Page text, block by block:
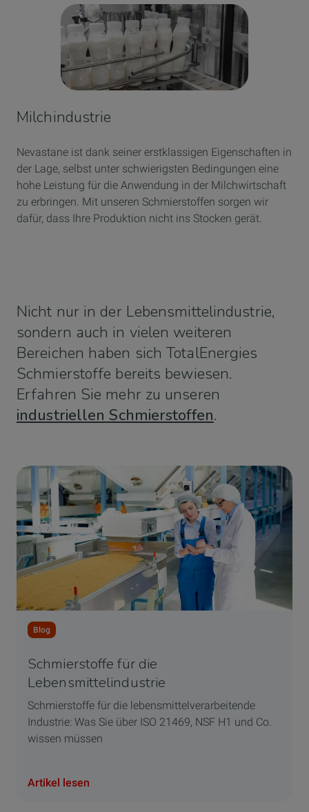
Milchindustrie
Nevastane ist dank seiner erstklassigen Eigenschaften in
der Lage, selbst unter schwierigsten Bedingungen eine
hohe Leistung für die Anwendung in der Milchwirtschaft
zu erbringen. Mit unseren Schmierstoffen sorgen wir
dafür, dass Ihre Produktion nicht ins Stocken gerät.
Nicht nur in der Lebensmittelindustrie,
sondern auch in vielen weiteren
Bereichen haben sich TotalEnergies
Schmierstoffe bereits bewiesen.
Erfahren Sie mehr zu unseren
industriellen Schmierstoffen.
Blog
Schmierstoffe für die
Lebensmittelindustrie
Schmierstoffe für die lebensmittelverarbeitende
Industrie: Was Sie über ISO 21469, NSF H1 und Co.
wissen müssen
Artikel lesen